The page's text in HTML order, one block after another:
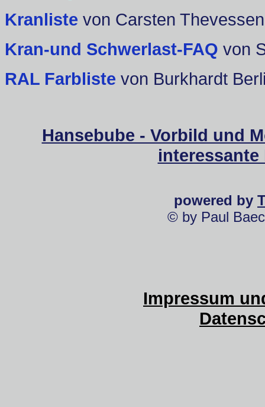
Kranliste von Carsten Thevessen
Kran-und Schwerlast-FAQ von
RAL Farbliste von Burkhardt
Hansebube - Vorbild und
powered by
© by Paul
Impressum